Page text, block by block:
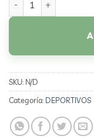
SKU: N/D
Categoría: DEPORTIVOS